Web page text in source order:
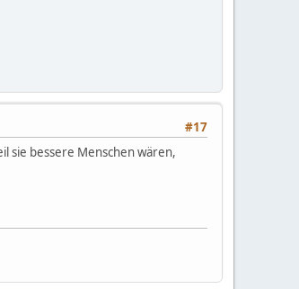
#17
sie bessere Menschen wären,